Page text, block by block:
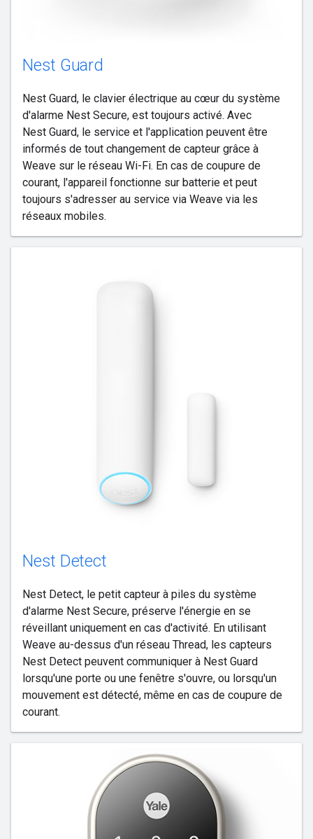
Nest Guard
Nest Guard, le clavier électrique au cœur du système
d'alarme Nest Secure, est toujours activé. Avec
Nest Guard, le service et l'application peuvent être
informés de tout changement de capteur grâce à
Weave sur le réseau Wi-Fi. En cas de coupure de
courant, l'appareil fonctionne sur batterie et peut
toujours s'adresser au service via Weave via les
réseaux mobiles.
Nest Detect
Nest Detect, le petit capteur à piles du système
d'alarme Nest Secure, préserve l'énergie en se
réveillant uniquement en cas d'activité. En utilisant
Weave au-dessus d'un réseau Thread, les capteurs
Nest Detect peuvent communiquer à Nest Guard
lorsqu'une porte ou une fenêtre s'ouvre, ou lorsqu'un
mouvement est détecté, même en cas de coupure de
courant.